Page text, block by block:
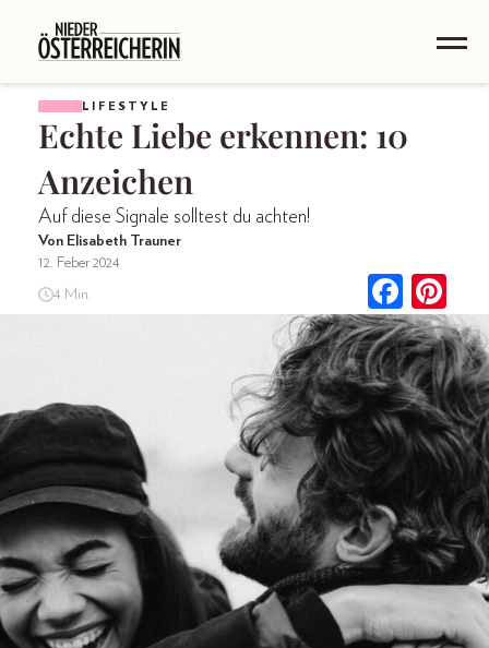
LIFESTYLE
Echte Liebe erkennen: 10
Anzeichen
Auf diese Signale solltest du achten!
Von Elisabeth Trauner
12. Feber 2024
4 Min.